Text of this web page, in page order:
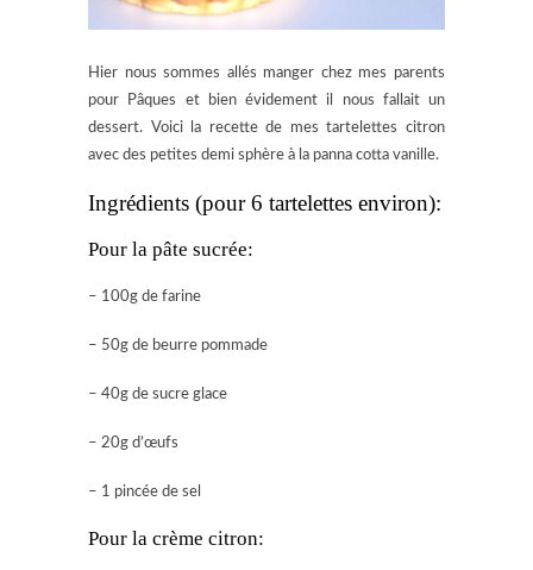
Hier nous sommes allés manger chez mes parents
pour Pâques et bien évidement il nous fallait un
dessert. Voici la recette de mes tartelettes citron
avec des petites demi sphère à la panna cotta vanille.
Ingrédients (pour 6 tartelettes environ):
Pour la pâte sucrée:
– 100g de farine
– 50g de beurre pommade
– 40g de sucre glace
– 20g d’œufs
– 1 pincée de sel
Pour la crème citron: